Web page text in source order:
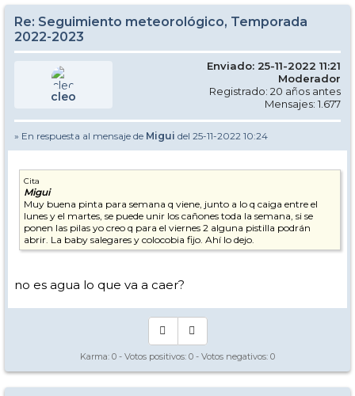
Re: Seguimiento meteorológico, Temporada
2022-2023
cleo
Enviado: 25-11-2022 11:21
Moderador
Registrado: 20 años antes
Mensajes: 1.677
» En respuesta al mensaje de Migui del 25-11-2022 10:24
Cita
Migui
Muy buena pinta para semana q viene, junto a lo q caiga entre el
lunes y el martes, se puede unir los cañones toda la semana, si se
ponen las pilas yo creo q para el viernes 2 alguna pistilla podrán
abrir. La baby salegares y colocobia fijo. Ahí lo dejo.
no es agua lo que va a caer?
Karma: 0 - Votos positivos: 0 - Votos negativos: 0